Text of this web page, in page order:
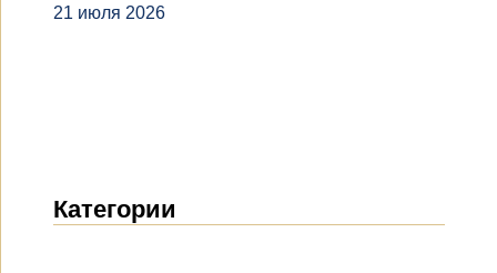
21 июля 2026
Категории